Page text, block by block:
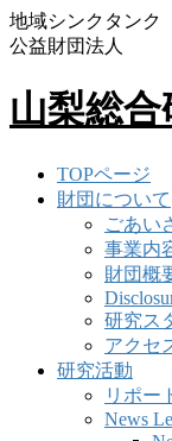
地域シンクタンク
公益財団法人
山梨総
TOPページ
財団について
ごあい
事業内
財団概
研究ス
アクセ
研究活動
リポー
News